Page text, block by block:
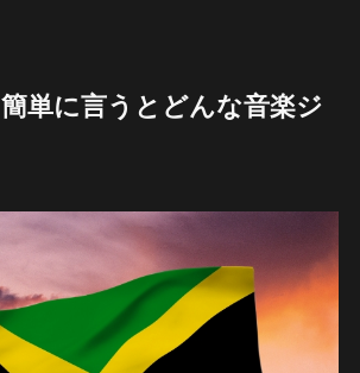
単に言うとどんな音楽ジ